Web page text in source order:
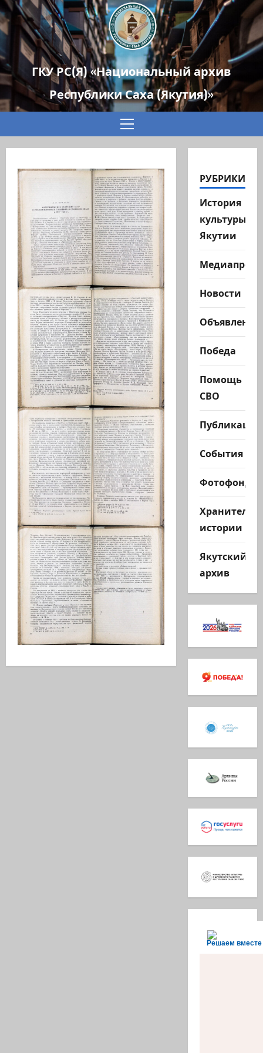
ГКУ РС(Я) «Национальный архив
Республики Саха (Якутия)»
Основное
РУБРИКИ
История
культуры
Якутии
Новости
Объявления
Победа
Помощь
СВО
Публикации
События
Фотофонд
Хранители
истории
Якутский
архив
Решаем вместе